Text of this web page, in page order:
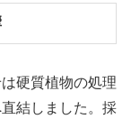
硬質植物の処理
結しました。採